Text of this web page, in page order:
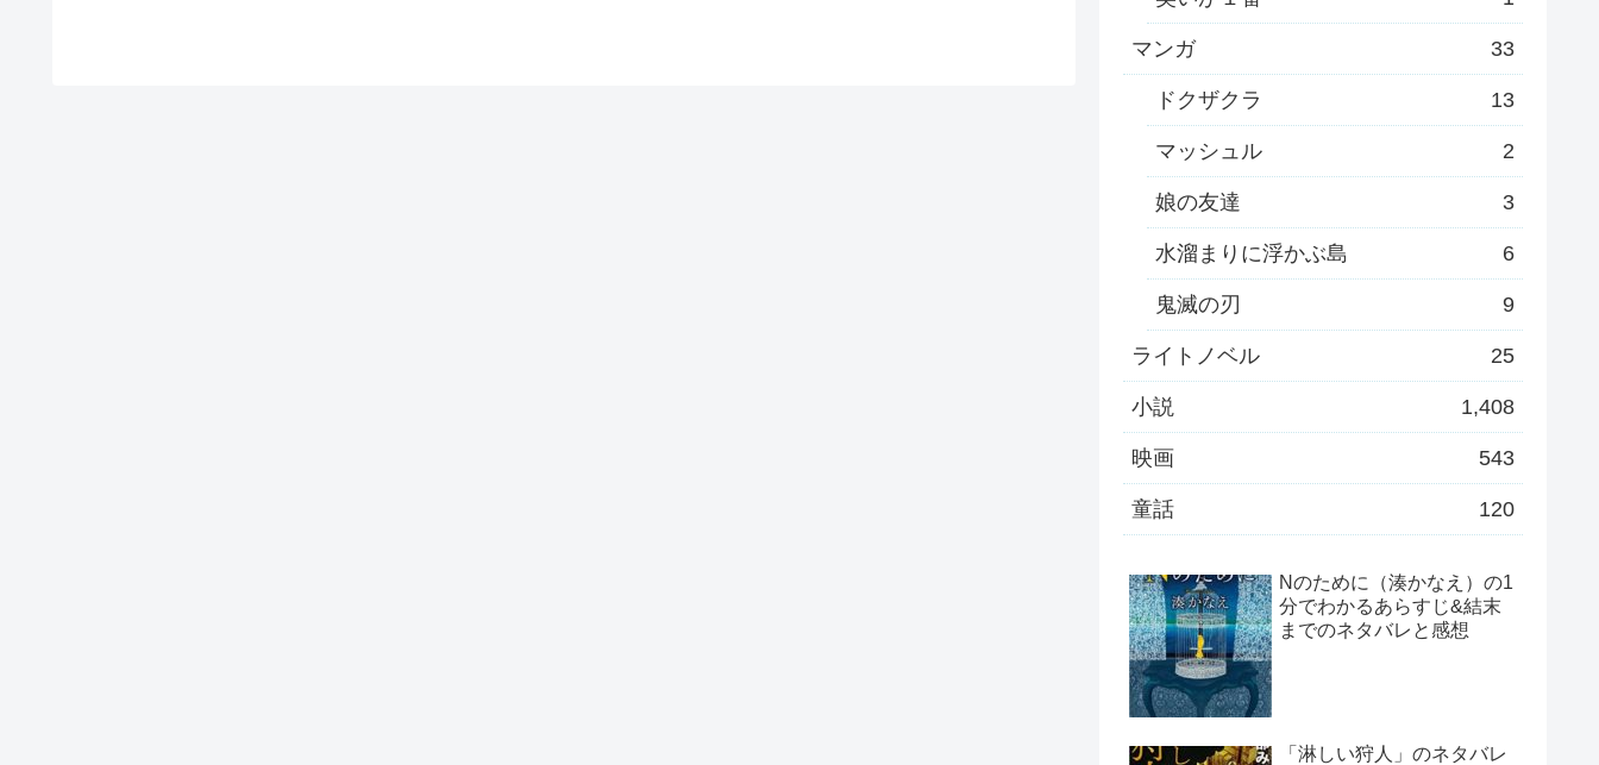
マンガ 33
ドクザクラ 13
マッシュル 2
娘の友達 3
水溜まりに浮かぶ島 6
鬼滅の刃 9
ライトノベル 25
小説 1,408
映画 543
童話 120
Nのために（湊かなえ）の1
分でわかるあらすじ&結末
までのネタバレと感想
「淋しい狩人」のネタバレ